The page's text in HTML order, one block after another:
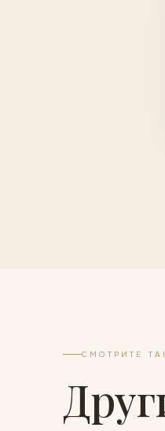
СМОТРИТЕ